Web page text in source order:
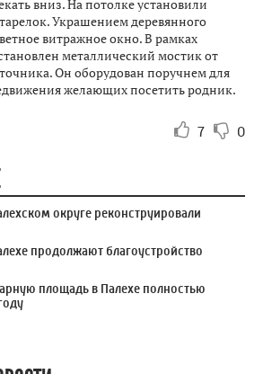
вниз. На потолке установили
Украшением деревянного
витражное окно. В рамках
металлический мостик от
Он оборудован поручнем для
желающих посетить родник.
7 0
округе реконструировали
продолжают благоустройство
площадь в Палехе полностью